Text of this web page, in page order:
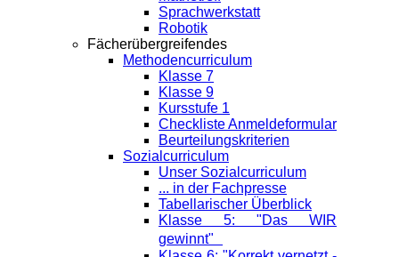
Sprachwerkstatt
Robotik
Fächerübergreifendes
Methodencurriculum
Klasse 7
Klasse 9
Kursstufe 1
Checkliste Anmeldeformular
Beurteilungskriterien
Sozialcurriculum
Unser Sozialcurriculum
... in der Fachpresse
Tabellarischer Überblick
Klasse 5: "Das WIR
gewinnt"